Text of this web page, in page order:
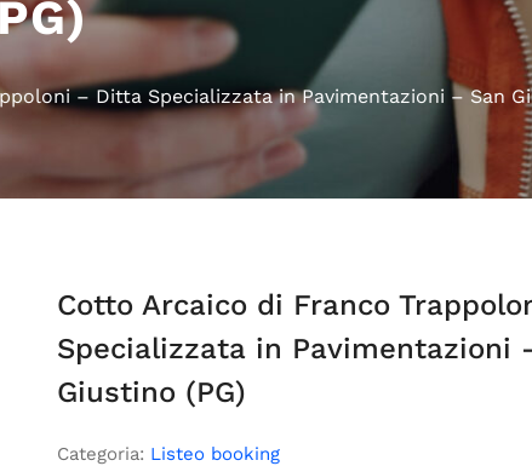
– Ditta Specializzata in Pavimentazioni – San
Cotto Arcaico di Franco
Specializzata in Pavimentazioni
Giustino (PG)
Categoria: Listeo booking